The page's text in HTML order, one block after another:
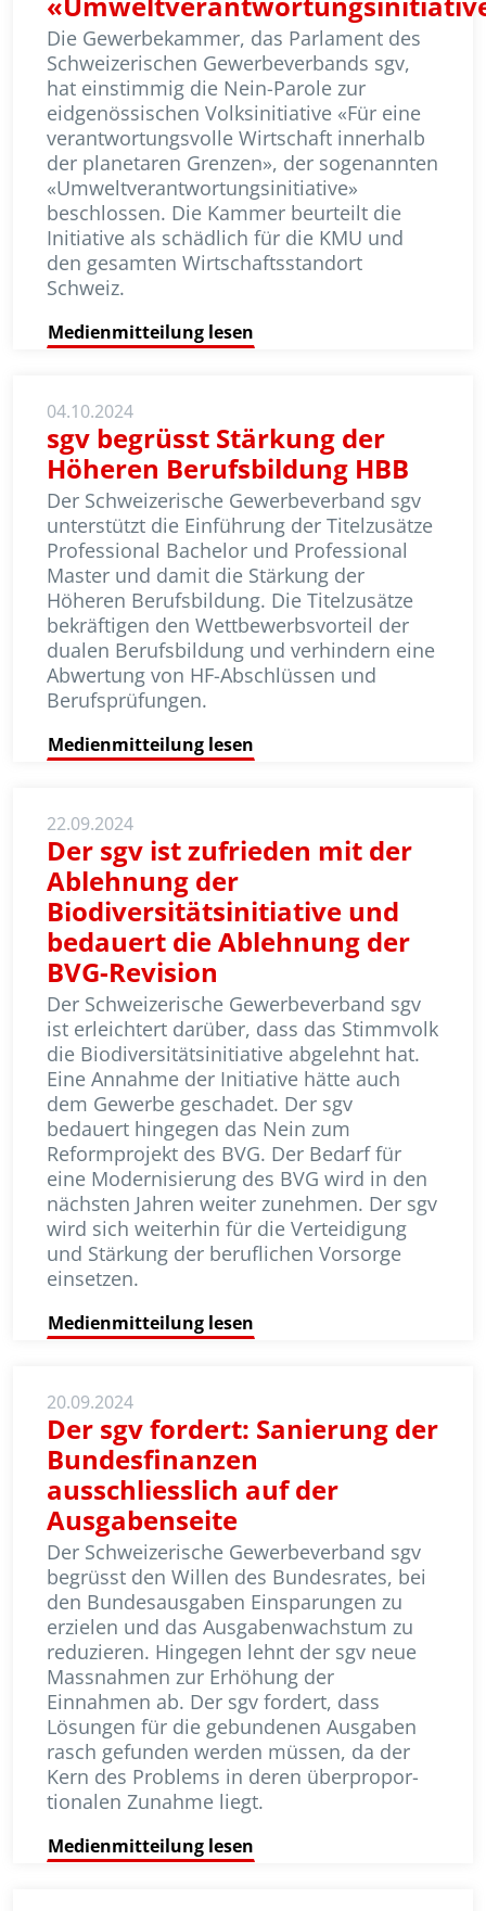
Die Gewerbekammer, das Parlament des
Schweizerischen Gewerbeverbands sgv,
hat einstimmig die Nein-Parole zur
eidgenössischen Volksinitiative «Für eine
verantwortungsvolle Wirtschaft innerhalb
der planetaren Grenzen», der sogenannten
«Umwelt­ver­ant­wortungsinitiative»
beschlossen. Die Kammer beurteilt die
Initiative als schädlich für die KMU und
den gesam­ten Wirtschaftsstandort
Schweiz.
Medienmitteilung lesen
04.10.2024
sgv begrüsst Stärkung der
Höheren Berufsbildung HBB
Der Schweizerische Gewerbeverband sgv
unterstützt die Einführung der Titelzusätze
Professional Bachelor und Professional
Master und damit die Stärkung der
Höheren Berufsbildung. Die Titelzusätze
bekräftigen den Wett­bewerbsvorteil der
dualen Berufs­bil­dung und verhindern eine
Abwer­tung von HF-Abschlüssen und
Berufs­prüfungen.
Medienmitteilung lesen
22.09.2024
Der sgv ist zufrieden mit der
Ablehnung der
Biodiversitätsinitiative und
bedauert die Ablehnung der
BVG-Revision
Der Schweizerische Gewerbeverband sgv
ist erleichtert darüber, dass das Stimmvolk
die Bio­diver­si­täts­ini­tia­tive abgelehnt hat.
Eine Annahme der Initiative hätte auch
dem Gewerbe geschadet. Der sgv
bedauert hingegen das Nein zum
Reformprojekt des BVG. Der Bedarf für
eine Modernisierung des BVG wird in den
nächsten Jahren weiter zunehmen. Der sgv
wird sich weiterhin für die Verteidigung
und Stärkung der beruflichen Vorsorge
einsetzen.
Medienmitteilung lesen
20.09.2024
Der sgv fordert: Sanierung der
Bundesfinanzen
ausschliesslich auf der
Ausgabenseite
Der Schweizerische Gewerbeverband sgv
begrüsst den Willen des Bundes­rates, bei
den Bundesausgaben Einsparungen zu
erzielen und das Ausgabenwachstum zu
reduzieren. Hingegen lehnt der sgv neue
Mass­nahmen zur Erhöhung der
Einnahmen ab. Der sgv fordert, dass
Lösungen für die gebundenen Ausgaben
rasch gefunden werden müssen, da der
Kern des Problems in deren über­propor­
tio­nalen Zunahme liegt.
Medienmitteilung lesen